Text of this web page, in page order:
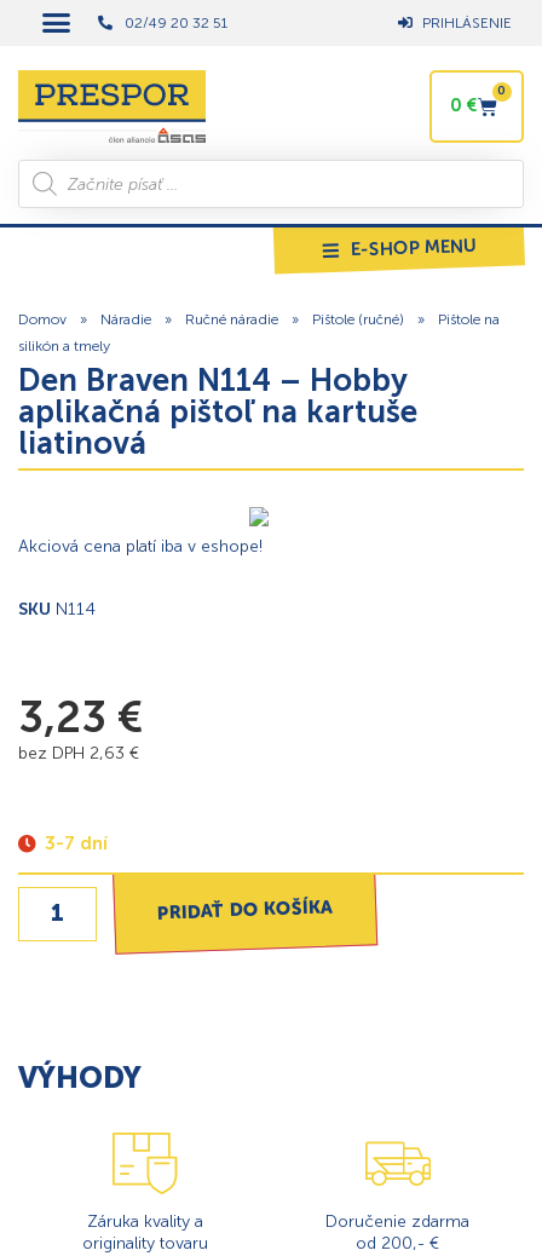
02/49 20 32 51 PRIHLÁSENIE
0 €
0
E-SHOP MENU
Domov » Náradie » Ručné náradie » Pištole (ručné) »
Pištole na
silikón a tmely
Den Braven N114 – Hobby
aplikačná pištoľ na kartuše
liatinová
Akciová cena platí iba v eshope!
SKU N114
3,23 €
bez DPH 2,63 €
3-7 dní
PRIDAŤ DO KOŠÍKA
VÝHODY
Záruka kvality a
originality tovaru
Doručenie zdarma
od 200,- €